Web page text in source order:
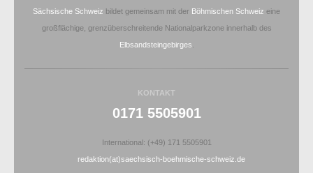
Sächsische Schweiz bildet gemeinsam mit der Böhmischen Schweiz eine
großflächige, grenzüberschreitende Nationalparkzone innerhalb des
Elbsandsteingebirges
KONTAKT
0171 5505901
International: (+49) 171 5505901
redaktion(at)saechsisch-boehmische-schweiz.de